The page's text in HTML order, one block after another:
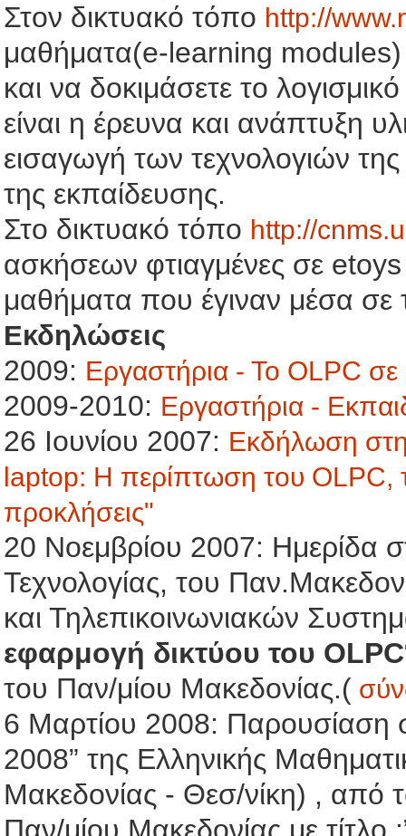
Στον δικτυακό τόπο http://
μαθήματα(e-learning modules)
και να δοκιμάσετε το
είναι η έρευνα και ανάπτυξη
εισαγωγή των τεχνολογιών
της εκπαίδευσης.
Στο δικτυακό τόπο http://
ασκήσεων φτιαγμένες σε
μαθήματα που έγιναν μέσα
Εκδηλώσεις
2009: Εργαστήρια - Το OLPC σε
2009-2010: Εργαστήρια -
26 Ιουνίου 2007: Εκδήλωση
laptop: Η περίπτωση του OLPC,
προκλήσεις"
20 Νοεμβρίου 2007: Ημερίδα
Τεχνολογίας, του
και Τηλεπικοινωνιακών
εφαρμογή δικτύου του OLPC
του Παν/μίου Μακεδονίας.(
6 Μαρτίου 2008: Παρουσίαση
2008” της Ελληνικής
Μακεδονίας - Θεσ/νίκη) , από